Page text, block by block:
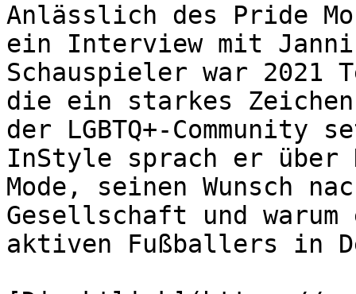
Anlässlich des Pride
ein Interview mit
Schauspieler war 2021
die ein starkes
der LGBTQ+-
InStyle sprach er
Mode, seinen Wunsch
Gesellschaft und
aktiven Fußballers in